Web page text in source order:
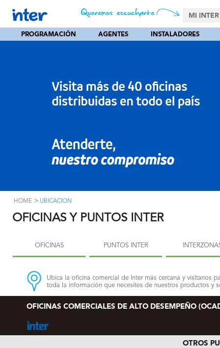
MI INTER
PROGRAMACIÓN AGENTES INSTALADORES
HOME > UBICACION
OFICINAS Y PUNTOS INTER
OFICINAS PUNTOS INTER
Ubica la oficina comercial de Inter más cercana y visítanos
toda la información que necesites de nuestros productos y
OFICINAS COMERCIALES DE ALTO DESEMPEÑO
OTROS